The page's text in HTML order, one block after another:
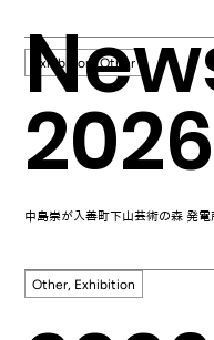
Exhibition, Other
中島崇が入善町下山芸術の森 発
Other, Exhibition